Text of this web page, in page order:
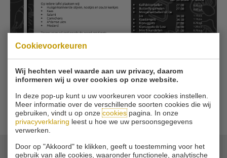
Cookievoorkeuren
Wij hechten veel waarde aan uw privacy, daarom
informeren wij u over cookies op onze website.
In deze pop-up kunt u uw voorkeuren voor cookies instellen.
Meer informatie over de verschillende soorten cookies die wij
gebruiken, vindt u op onzecookiespagina. In onze
privacyverklaring leest u hoe we uw persoonsgegevens
verwerken.
Door op "Akkoord" te klikken, geeft u toestemming voor het
gebruik van alle cookies, waaronder functionele, analytische
TERUG